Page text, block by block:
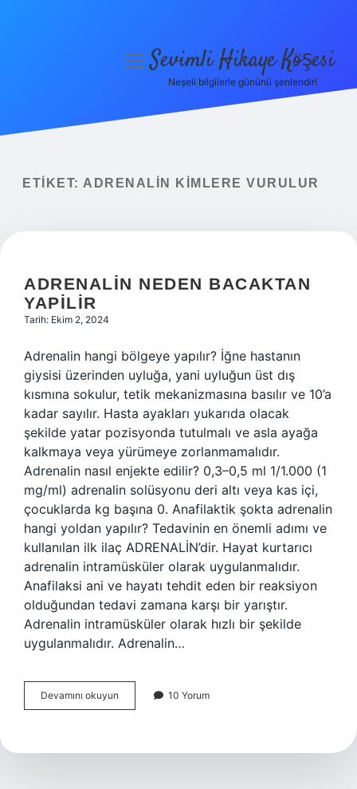
Yasal Uyarı
menüyüSevimli Hikaye Köşesi
Neşeli bilgilerle gününü şenlendir!
ETIKET: ADRENALIN KIMLERE VURULUR
ADRENALIN NEDEN BACAKTAN
YAPILIR
Tarih: Ekim 2, 2024
Adrenalin hangi bölgeye yapılır? İğne hastanın
giysisi üzerinden uyluğa, yani uyluğun üst dış
kısmına sokulur, tetik mekanizmasına basılır ve 10’a
kadar sayılır. Hasta ayakları yukarıda olacak
şekilde yatar pozisyonda tutulmalı ve asla ayağa
kalkmaya veya yürümeye zorlanmamalıdır.
Adrenalin nasıl enjekte edilir? 0,3–0,5 ml 1/1.000 (1
mg/ml) adrenalin solüsyonu deri altı veya kas içi,
çocuklarda kg başına 0. Anafilaktik şokta adrenalin
hangi yoldan yapılır? Tedavinin en önemli adımı ve
kullanılan ilk ilaç ADRENALİN’dir. Hayat kurtarıcı
adrenalin intramüsküler olarak uygulanmalıdır.
Anafilaksi ani ve hayatı tehdit eden bir reaksiyon
olduğundan tedavi zamana karşı bir yarıştır.
Adrenalin intramüsküler olarak hızlı bir şekilde
uygulanmalıdır. Adrenalin…
Devamını okuyun Adrenalin
Neden
10 Yorum